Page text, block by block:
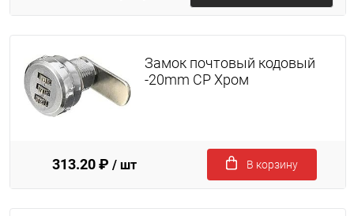
Замок почтовый кодовый
-20mm CP Хром
313.20 ₽ / шт В корзину